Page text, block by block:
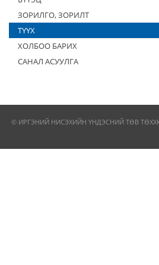
ЗОРИЛГО, ЗОРИЛТ
ТҮҮХ
ХОЛБОО БАРИХ
САНАЛ АСУУЛГА
© ИРГЭНИЙ НИСЭХИЙН ҮНДЭСНИЙ ТӨВ